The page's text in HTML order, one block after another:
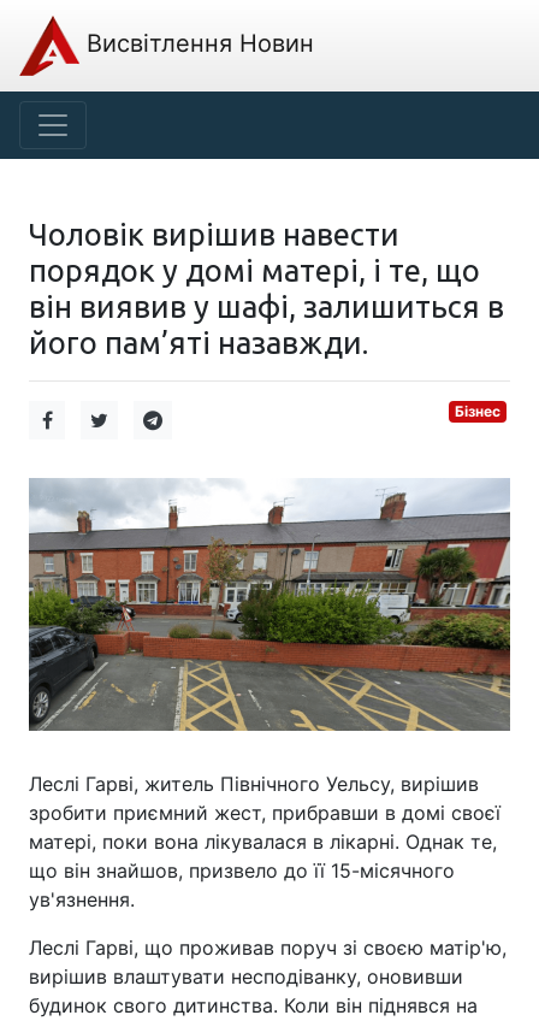
Висвітлення Новин
Чоловік вирішив навести
порядок у домі матері, і те, що
він виявив у шафі, залишиться в
його пам’яті назавжди.
Бізнес
Леслі Гарві, житель Північного Уельсу, вирішив
зробити приємний жест, прибравши в домі своєї
матері, поки вона лікувалася в лікарні. Однак те,
що він знайшов, призвело до її 15-місячного
ув'язнення.
Леслі Гарві, що проживав поруч зі своєю матір'ю,
вирішив влаштувати несподіванку, оновивши
будинок свого дитинства. Коли він піднявся на